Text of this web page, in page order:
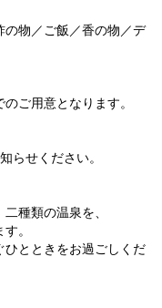
物／ご飯／香の物／デ
ご用意となります。
らせください。
種類の温泉を、
。
とときをお過ごしくだ